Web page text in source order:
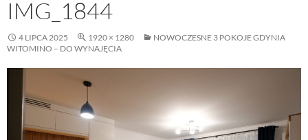
IMG_1844
4 LIPCA 2025 1920 × 1280
NOWOCZESNE 3 POKOJE GDYNIA
WITOMINO – DO WYNAJĘCIA